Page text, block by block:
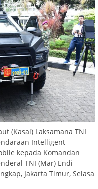
(Kasal) Laksamana TNI
Intelligent
kepada Komandan
TNI (Mar) Endi
Jakarta Timur, Selasa